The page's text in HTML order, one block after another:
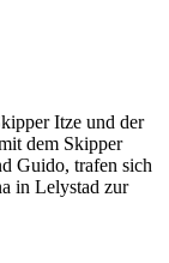
Itze und der
dem Skipper
Guido, trafen sich
in Lelystad zur